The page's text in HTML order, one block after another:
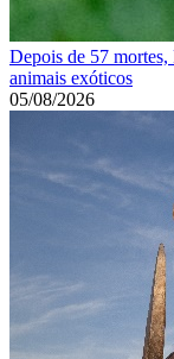
Depois de 57 mortes,
animais exóticos
05/08/2026